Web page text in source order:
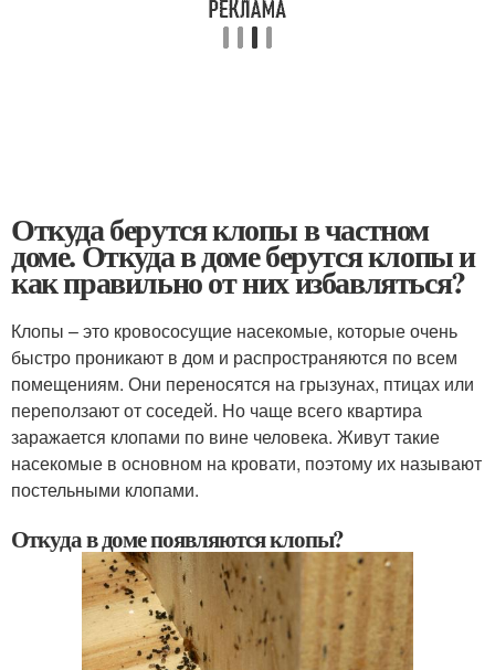
Откуда берутся клопы в частном
доме. Откуда в доме берутся клопы и
как правильно от них избавляться?
Клопы – это кровососущие насекомые, которые очень
быстро проникают в дом и распространяются по всем
помещениям. Они переносятся на грызунах, птицах или
переползают от соседей. Но чаще всего квартира
заражается клопами по вине человека. Живут такие
насекомые в основном на кровати, поэтому их называют
постельными клопами.
Откуда в доме появляются клопы?